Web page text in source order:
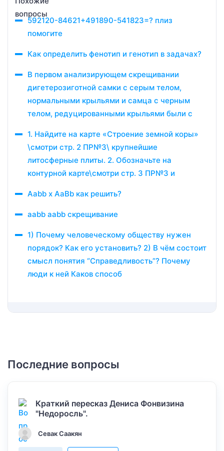
592120-84621+491890-541823=? плиз
помогите
Как определить фенотип и генотип в задачах?
В первом анализирующем скрещивании
дигетерозиготной самки с серым телом,
нормальными крыльями и самца с черным
телом, редуцированными крыльями были с
1. Найдите на карте «Строение земной коры»
\смотри стр. 2 ПР№3\ крупнейшие
литосферные плиты. 2. Обозначьте на
контурной карте\смотри стр. 3 ПР№3 и
Aabb x AaBb как решить?
aabb aabb скрещивание
1) Почему человеческому обществу нужен
порядок? Как его установить? 2) В чём состоит
смысл понятия “Справедливость”? Почему
люди к ней Каков способ
Последние вопросы
Краткий пересказ Дениса Фонвизина
"Недоросль".
Севак Саакян